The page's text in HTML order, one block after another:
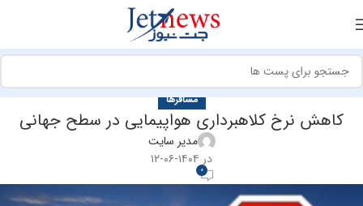
مسافرها
کاهش نرخ کلاهبرداری هواپیمایی در سطح جهانی
مدیر سایت
در ۱۴۰۴-۰۶-۱۲
0